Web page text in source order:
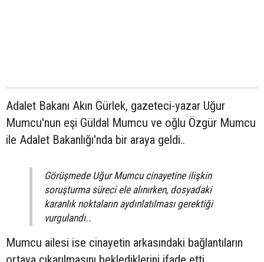
Adalet Bakanı Akın Gürlek, gazeteci-yazar Uğur
Mumcu'nun eşi Güldal Mumcu ve oğlu Özgür Mumcu
ile Adalet Bakanlığı'nda bir araya geldi..
Görüşmede Uğur Mumcu cinayetine ilişkin
soruşturma süreci ele alınırken, dosyadaki
karanlık noktaların aydınlatılması gerektiği
vurgulandı..
Mumcu ailesi ise cinayetin arkasındaki bağlantıların